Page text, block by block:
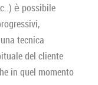
è possibile
tecnica
del cliente
in quel momento